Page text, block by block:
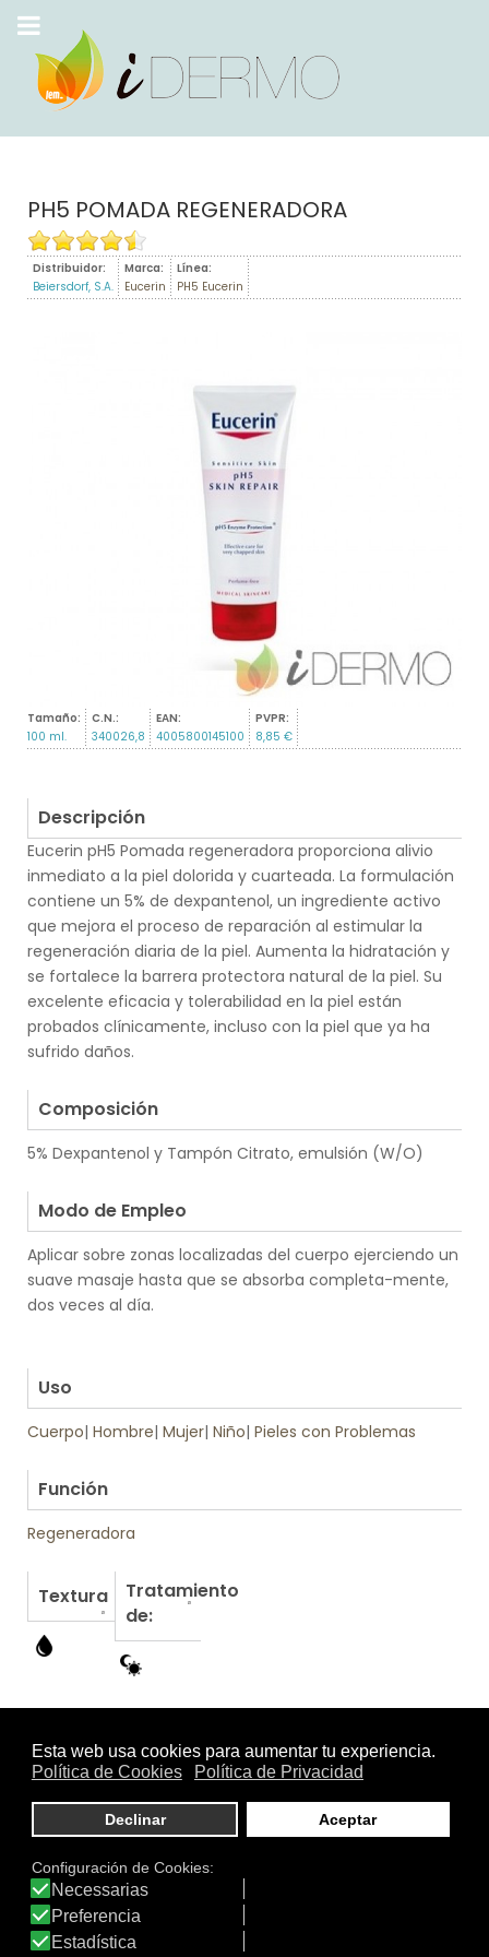
PH5 POMADA REGENERADORA
Distribuidor:
Beiersdorf, S.A.
Marca:
Eucerin
Línea:
PH5 Eucerin
Tamaño:
100 ml.
C.N.:
340026,8
EAN:
4005800145100
PVPR:
8,85 €
Descripción
Eucerin pH5 Pomada regeneradora proporciona alivio
inmediato a la piel dolorida y cuarteada. La formulación
contiene un 5% de dexpantenol, un ingrediente activo
que mejora el proceso de reparación al estimular la
regeneración diaria de la piel. Aumenta la hidratación y
se fortalece la barrera protectora natural de la piel. Su
excelente eficacia y tolerabilidad en la piel están
probados clínicamente, incluso con la piel que ya ha
sufrido daños.
Composición
5% Dexpantenol y Tampón Citrato, emulsión (W/O)
Modo de Empleo
Aplicar sobre zonas localizadas del cuerpo ejerciendo un
suave masaje hasta que se absorba completa-mente,
dos veces al día.
Uso
Cuerpo| Hombre| Mujer| Niño| Pieles con Problemas
Función
Regeneradora
Textura
Tratamiento
de:
Otros productos de Eucerin